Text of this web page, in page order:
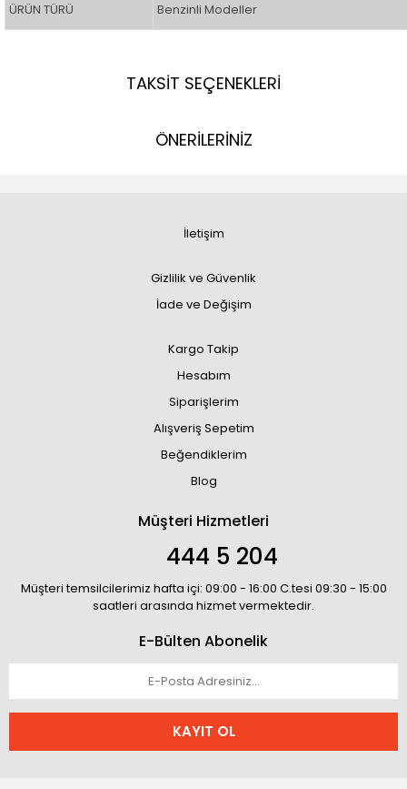
ÜRÜN TÜRÜ Benzinli Modeller
TAKSİT SEÇENEKLERİ
ÖNERİLERİNİZ
İletişim
Gizlilik ve Güvenlik
İade ve Değişim
Kargo Takip
Hesabım
Siparişlerim
Alışveriş Sepetim
Beğendiklerim
Blog
Müşteri Hizmetleri
444 5 204
Müşteri temsilcilerimiz hafta içi: 09:00 - 16:00 C.tesi 09:30 - 15:00
saatleri arasında hizmet vermektedir.
E-Bülten Abonelik
KAYIT OL